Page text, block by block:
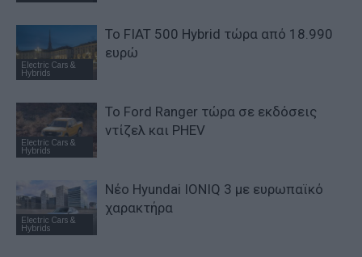
Electric Cars &
Hybrids
Το FIAT 500 Hybrid τώρα από 18.990
ευρώ
Electric Cars &
Hybrids
Το Ford Ranger τώρα σε εκδόσεις
ντίζελ και PHEV
Electric Cars &
Hybrids
Νέο Hyundai IONIQ 3 με ευρωπαϊκό
χαρακτήρα